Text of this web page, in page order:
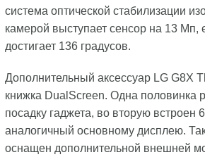
система оптической стабилизации
камерой выступает сенсор на 13 Мп,
достигает 136 градусов.
Дополнительный аксессуар LG G8X
книжка DualScreen. Одна половинка
посадку гаджета, во вторую встроен
аналогичный основному дисплею.
оснащен дополнительной внешней